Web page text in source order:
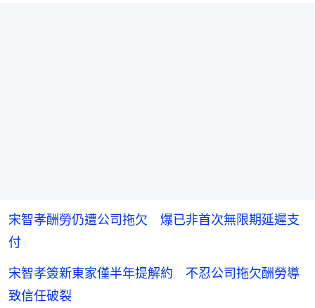
宋智孝酬勞仍遭公司拖欠 爆已非首次無限期延遲支
付
宋智孝簽新東家僅半年提解約 不忍公司拖欠酬勞導
致信任破裂